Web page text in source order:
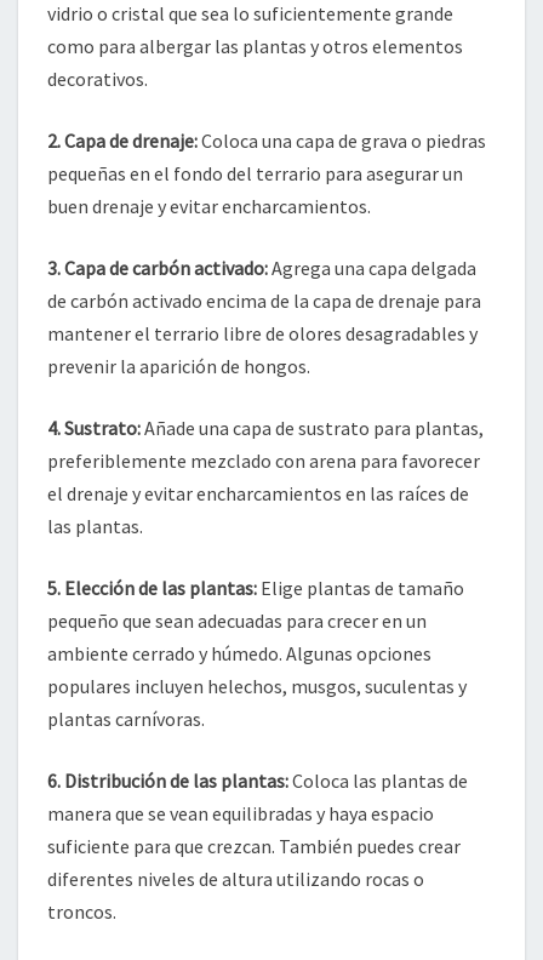
vidrio o cristal que sea lo suficientemente grande
como para albergar las plantas y otros elementos
decorativos.
2. Capa de drenaje:Coloca una capa de grava o piedras
pequeñas en el fondo del terrario para asegurar un
buen drenaje y evitar encharcamientos.
3. Capa de carbón activado:Agrega una capa delgada
de carbón activado encima de la capa de drenaje para
mantener el terrario libre de olores desagradables y
prevenir la aparición de hongos.
4. Sustrato:Añade una capa de sustrato para plantas,
preferiblemente mezclado con arena para favorecer
el drenaje y evitar encharcamientos en las raíces de
las plantas.
5. Elección de las plantas: Elige plantas de tamaño
pequeño que sean adecuadas para crecer en un
ambiente cerrado y húmedo. Algunas opciones
populares incluyen helechos, musgos, suculentas y
plantas carnívoras.
6. Distribución de las plantas:Coloca las plantas de
manera que se vean equilibradas y haya espacio
suficiente para que crezcan. También puedes crear
diferentes niveles de altura utilizando rocas o
troncos.